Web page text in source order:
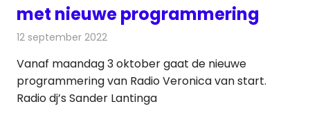
met nieuwe programmering
12 september 2022
Vanaf maandag 3 oktober gaat de nieuwe
programmering van Radio Veronica van start.
Radio dj’s Sander Lantinga